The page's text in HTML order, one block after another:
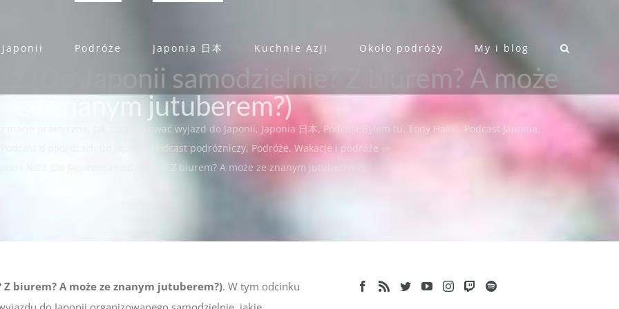
Podróże Japonia 日本 Kuchnie Azji Około podróży My i blog
(Do Japonii samodzielnie? Z biurem? A może
ze znanym jutuberem?)
Jak zorganizować wyjazd do Japonii, Japonia 日本, Podcast Byłem tu. Tony Halik., Podcast Japonia,
Podcast podróżniczy, Podróże, Wakacje i podróże ⇨
№22 (Do Japonii samodzielnie? Z biurem? A może ze znanym jutuberem?)
biurem? A może ze znanym jutuberem?). W tym odcinku